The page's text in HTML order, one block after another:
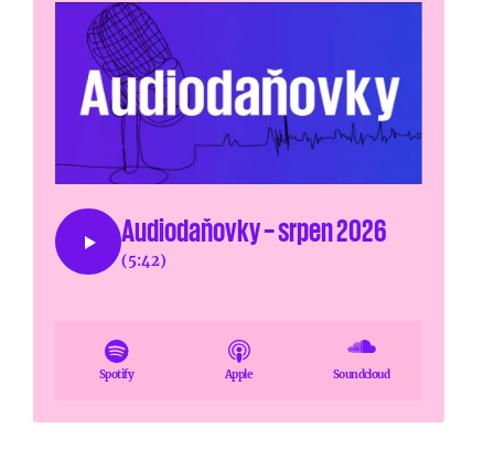
Audiodaňovky – srpen 2026
(5:42)
Spotify Apple Soundcloud